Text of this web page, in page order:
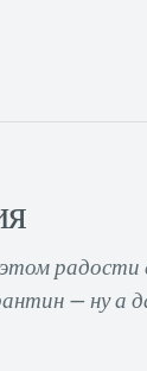
радости
— ну а